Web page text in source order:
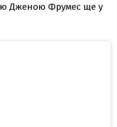
Дженою Фрумес ще у